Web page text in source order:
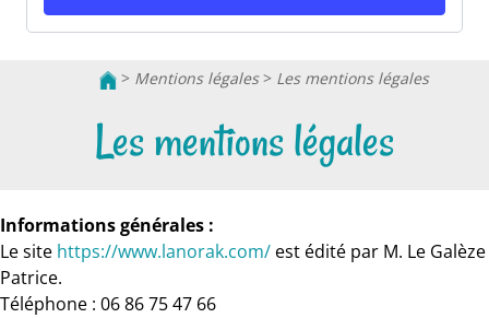
> Mentions légales> Les mentions légales
Les mentions légales
Informations générales :
Le site https://www.lanorak.com/ est édité par M. Le Galèze
Patrice.
Téléphone : 06 86 75 47 66